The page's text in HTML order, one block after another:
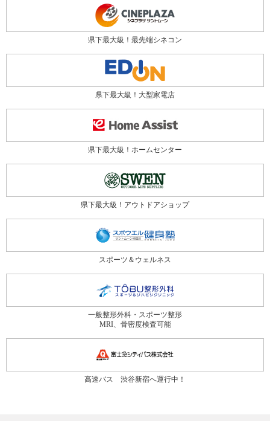
県下最大級！最先端シネコン
県下最大級！大型家電店
県下最大級！ホームセンター
県下最大級！アウトドアショップ
スポーツ＆ウェルネス
一般整形外科・スポーツ整形
MRI、骨密度検査可能
高速バス 渋谷新宿へ運行中！